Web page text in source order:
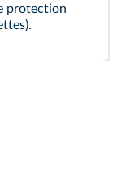
protection